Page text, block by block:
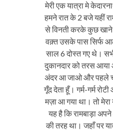
मेरी एक यात्रा मे
हमने रात के 2 बजे यहीं
से विनती करके कुछ
वक़्त उसके पास सिर्फ
साल 6 दोस्त गए थे।
दुकानदार को तरस आया
अंदर आ जाओ और पहले
गूँद देता हूँ। गर्म-गर्म
मज़ा आ गया था। तो मेरा
यह है कि रामबाड़ा
की तरह था। जहाँ पर